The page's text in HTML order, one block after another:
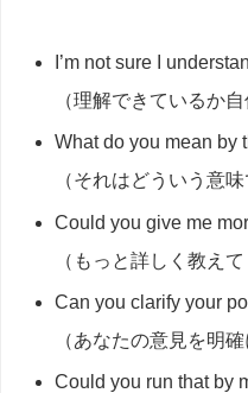
I’m not sure I
（理解できているか
What do you mean by
（それはどういう意味
Could you give me
（もっと詳しく教え
Can you clarify your
（あなたの意見を明
Could you run that by